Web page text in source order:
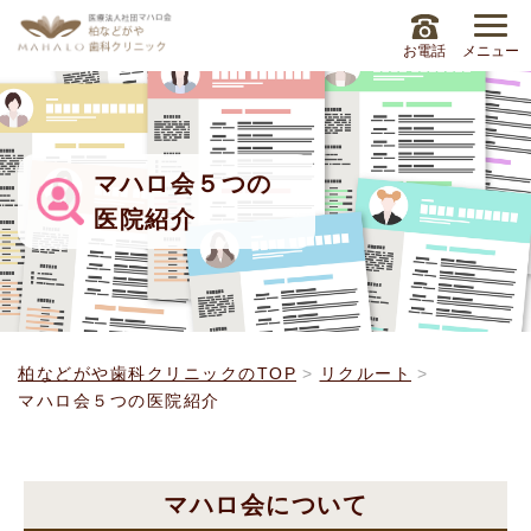
お電話 メニュー
マハロ会５つの
医院紹介
柏などがや歯科クリニックのTOP
リクルート
マハロ会５つの医院紹介
マハロ会について